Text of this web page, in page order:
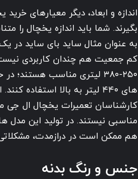
اندازه و ابعاد، دیگر معیارهای
بگیرند. شما باید اندازه یخچال را
به عنوان مثال ساید بای ساید در
کم جمعیت هم چندان کاربردی
های ۴۴۰ لیتر به بالا
کارشناسان تعمیرات یخچال ال
مناسبی نیستند. در تولید این
هم ممکن است در درازمدت، مشکلاتی
جنس و رنگ بدنه